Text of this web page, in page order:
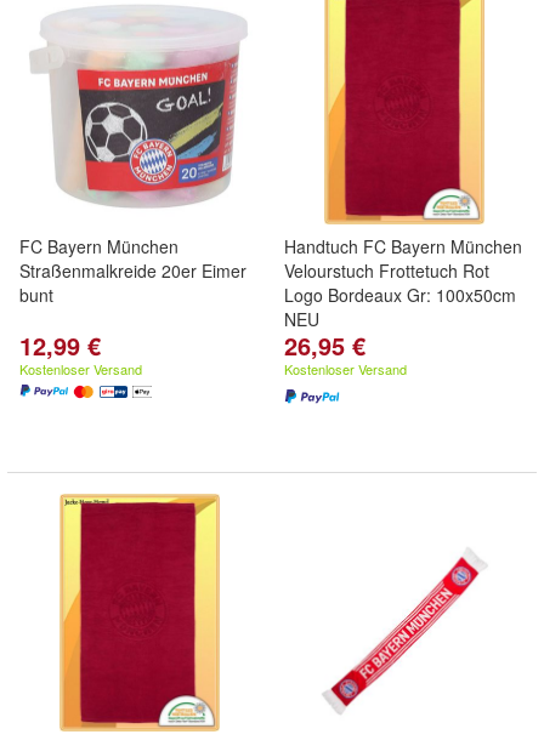
FC Bayern München
Straßenmalkreide 20er Eimer
bunt
12,99 €
Kostenloser Versand
Handtuch FC Bayern München
Velourstuch Frottetuch Rot
Logo Bordeaux Gr: 100x50cm
NEU
26,95 €
Kostenloser Versand